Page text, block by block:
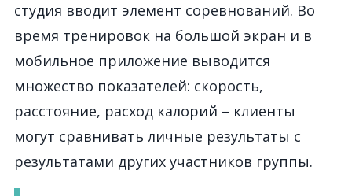
студия вводит элемент соревнований. Во
время тренировок на большой экран и в
мобильное приложение выводится
множество показателей: скорость,
расстояние, расход калорий – клиенты
могут сравнивать личные результаты с
результатами других участников группы.